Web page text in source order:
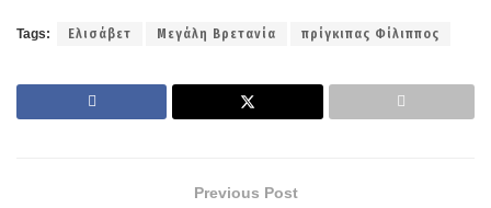
Tags: Ελισάβετ Μεγάλη Βρετανία πρίγκιπας Φίλιππος
Previous Post